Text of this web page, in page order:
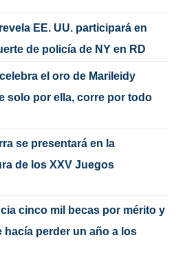
EE. UU. participará en
de policía de NY en RD
el oro de Marileidy
solo por ella, corre por todo
se presentará en la
de los XXV Juegos
cinco mil becas por mérito y
hacía perder un año a los